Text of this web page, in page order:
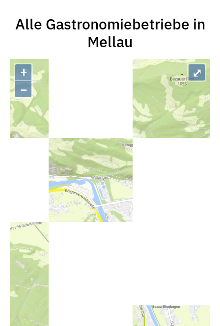
Alle Gastronomiebetriebe in
Mellau
+
–
⤢